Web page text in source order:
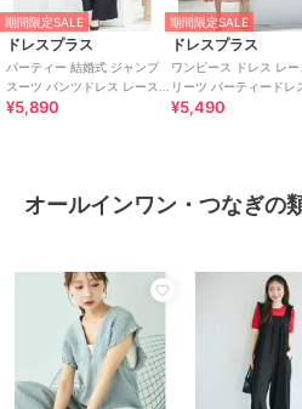
期間限定SALE
ドレスプラス
パーティー 結婚式 ジャンプ
スーツ パンツドレス レース
袖 2way
¥5,890
期間限定SALE
ドレスプラス
ワンピース ドレス レ
リーツ パーティードレ
婚式
¥5,490
オールインワン・つなぎの